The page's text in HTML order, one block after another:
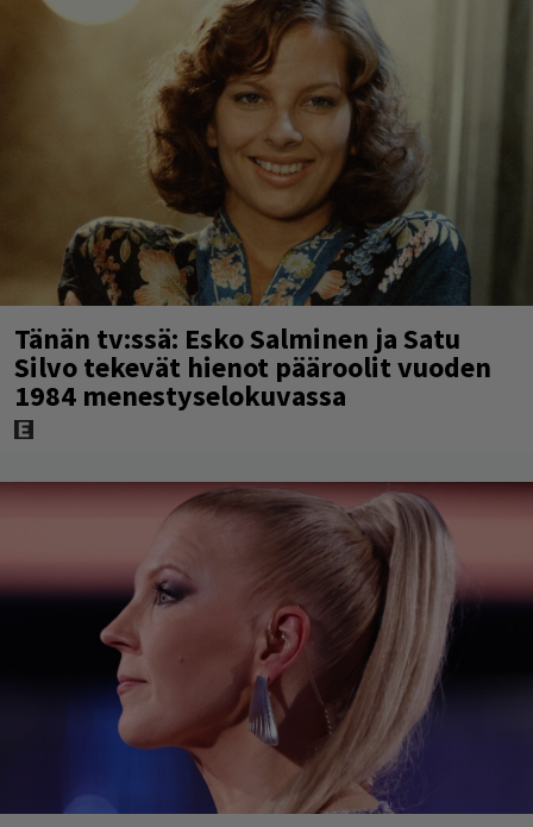
Tänän tv:ssä: Esko Salminen ja Satu
Silvo tekevät hienot pääroolit vuoden
1984 menestyselokuvassa